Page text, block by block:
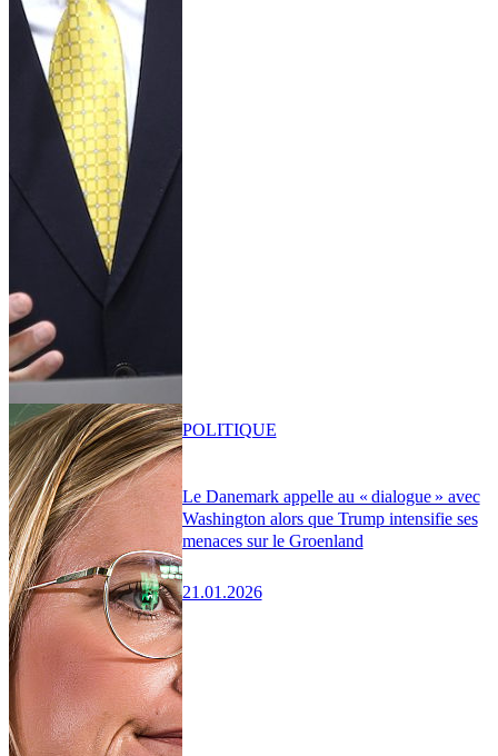
Le Danemark appelle au « dialogue » avec
Washington alors que Trump intensifie ses
menaces sur le Groenland
21.01.2026
POLITIQUE